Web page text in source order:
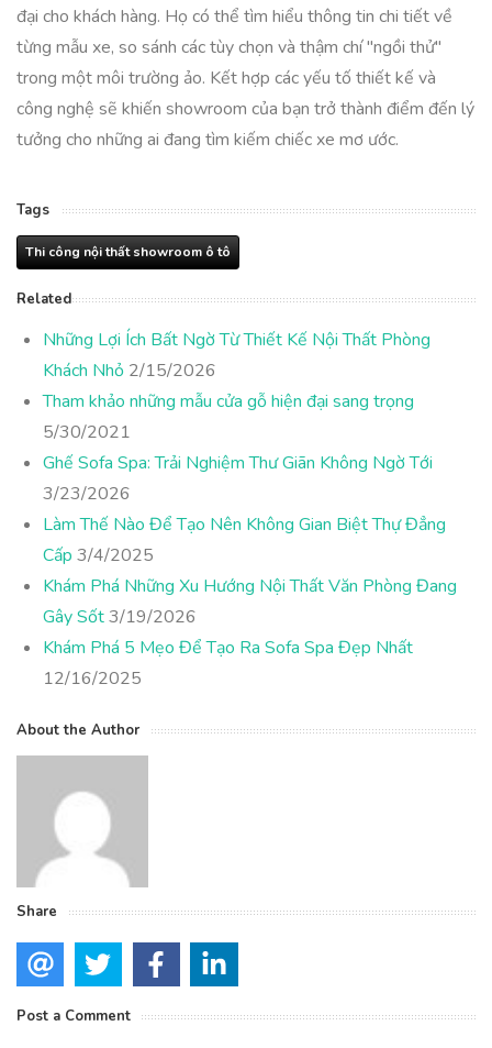
đại cho khách hàng. Họ có thể tìm hiểu thông tin chi tiết về
từng mẫu xe, so sánh các tùy chọn và thậm chí "ngồi thử"
trong một môi trường ảo. Kết hợp các yếu tố thiết kế và
công nghệ sẽ khiến showroom của bạn trở thành điểm đến lý
tưởng cho những ai đang tìm kiếm chiếc xe mơ ước.
Tags
Thi công nội thất showroom ô tô
Related
Những Lợi Ích Bất Ngờ Từ Thiết Kế Nội Thất Phòng
Khách Nhỏ 2/15/2026
Tham khảo những mẫu cửa gỗ hiện đại sang trọng
5/30/2021
Ghế Sofa Spa: Trải Nghiệm Thư Giãn Không Ngờ Tới
3/23/2026
Làm Thế Nào Để Tạo Nên Không Gian Biệt Thự Đẳng
Cấp 3/4/2025
Khám Phá Những Xu Hướng Nội Thất Văn Phòng Đang
Gây Sốt3/19/2026
Khám Phá 5 Mẹo Để Tạo Ra Sofa Spa Đẹp Nhất
12/16/2025
About the Author
Share
Post a Comment